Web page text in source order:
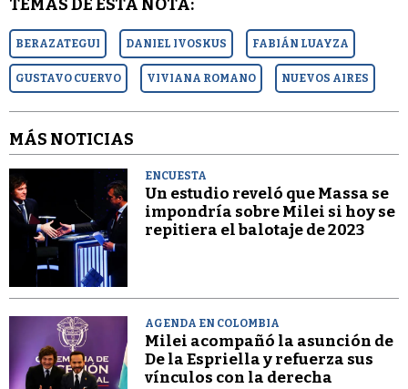
TEMAS DE ESTA NOTA:
BERAZATEGUI DANIEL IVOSKUS FABIÁN LUAYZA
GUSTAVO CUERVO VIVIANA ROMANO NUEVOS AIRES
MÁS NOTICIAS
ENCUESTA
Un estudio reveló que Massa se
impondría sobre Milei si hoy se
repitiera el balotaje de 2023
AGENDA EN COLOMBIA
Milei acompañó la asunción de
De la Espriella y refuerza sus
vínculos con la derecha